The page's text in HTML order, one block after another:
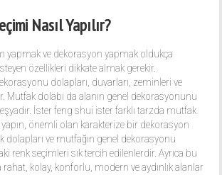
Nasıl Yapılır?
yapmak ve dekorasyon yapmak oldukça
özellikleri dikkate almak gerekir.
dolapları, duvarları, zeminleri ve
Mutfak dolabı da alanın genel dekorasyonunu
İster feng shui ister farklı tarzda mutfak
önemli olan karakterize bir dekorasyon
dolapları ve mutfağın genel dekorasyonu
renk seçimleri sık tercih edilenlerdir. Ayrıca bu
kolay, konforlu, modern ve aydınlık alanlar